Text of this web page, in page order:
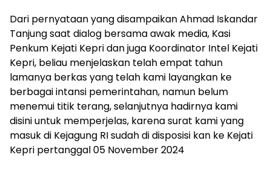
Dari pernyataan yang disampaikan Ahmad Iskandar
Tanjung saat dialog bersama awak media, Kasi
Penkum Kejati Kepri dan juga Koordinator Intel Kejati
Kepri, beliau menjelaskan telah empat tahun
lamanya berkas yang telah kami layangkan ke
berbagai intansi pemerintahan, namun belum
menemui titik terang, selanjutnya hadirnya kami
disini untuk memperjelas, karena surat kami yang
masuk di Kejagung RI sudah di disposisi kan ke Kejati
Kepri pertanggal 05 November 2024